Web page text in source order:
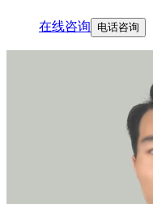
在线咨询 电话咨询